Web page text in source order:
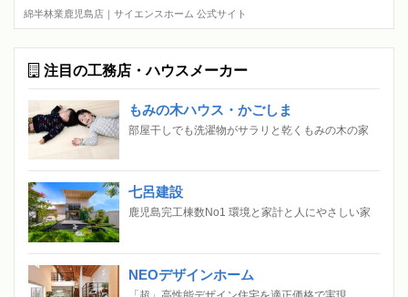
綿半林業鹿児島店｜サイエンスホーム 公式サイト
注目の工務店・ハウスメーカー
もみの木ハウス・かごしま
部屋干しでも洗濯物がサラリと乾くもみの木の家
七呂建設
鹿児島完工棟数No1 環境と家計と人にやさしい家
NEOデザインホーム